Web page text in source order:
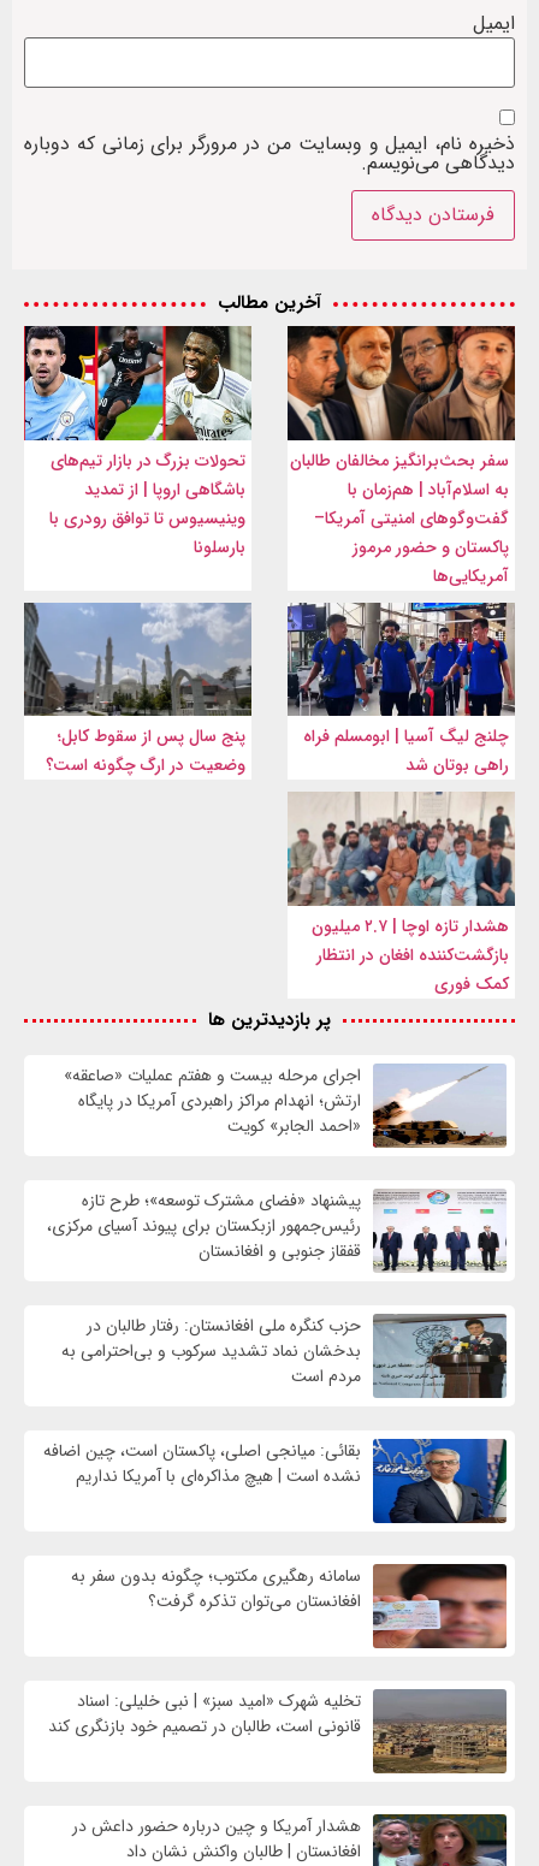
ایمیل
ذخیره نام، ایمیل و وبسایت من در مرورگر برای زمانی که دوباره
دیدگاهی می‌نویسم.
آخرین مطالب
سفر بحث‌برانگیز مخالفان طالبان
به اسلام‌آباد | هم‌زمان با
گفت‌وگوهای امنیتی آمریکا–
پاکستان و حضور مرموز
آمریکایی‌ها
تحولات بزرگ در بازار تیم‌های
باشگاهی اروپا | از تمدید
وینیسیوس تا توافق رودری با
بارسلونا
چلنج لیگ آسیا | ابومسلم فراه
راهی بوتان شد
پنج سال پس از سقوط کابل؛
وضعیت در ارگ چگونه است؟
هشدار تازه اوچا | ۲.۷ میلیون
بازگشت‌کننده افغان در انتظار
کمک فوری
پر بازدیدترین ها
اجرای مرحله بیست و هفتم عملیات «صاعقه»
ارتش؛ انهدام مراکز راهبردی آمریکا در پایگاه
«احمد الجابر» کویت
پیشنهاد «فضای مشترک توسعه»؛ طرح تازه
رئیس‌جمهور ازبکستان برای پیوند آسیای مرکزی،
قفقاز جنوبی و افغانستان
حزب کنگره ملی افغانستان: رفتار طالبان در
بدخشان نماد تشدید سرکوب و بی‌احترامی به
مردم است
بقائی: میانجی اصلی، پاکستان است، چین اضافه
نشده است | هیچ مذاکره‌ای با آمریکا نداریم
سامانه رهگیری مکتوب؛ چگونه بدون سفر به
افغانستان می‌توان تذکره گرفت؟
تخلیه شهرک «امید سبز» | نبی خلیلی: اسناد
قانونی است، طالبان در تصمیم خود بازنگری کند
هشدار آمریکا و چین درباره حضور داعش در
افغانستان | طالبان واکنش نشان داد